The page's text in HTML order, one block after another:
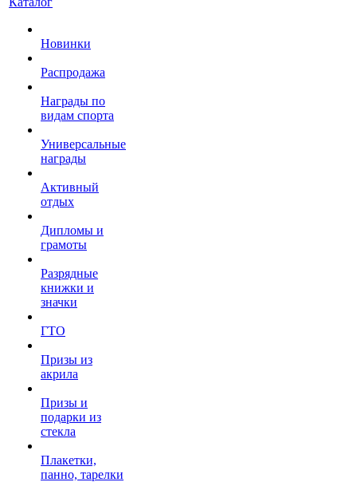
Новинки
Распродажа
Награды по
видам спорта
Универсальные
награды
Активный
отдых
Дипломы и
грамоты
Разрядные
книжки и
значки
ГТО
Призы из
акрила
Призы и
подарки из
стекла
Плакетки,
панно, тарелки